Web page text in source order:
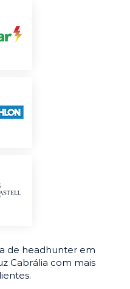
de headhunter em
Cabrália com mais